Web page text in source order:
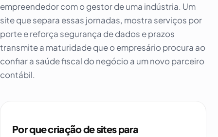
empreendedor com o gestor de uma indústria. Um
site que separa essas jornadas, mostra serviços por
porte e reforça segurança de dados e prazos
transmite a maturidade que o empresário procura ao
confiar a saúde fiscal do negócio a um novo parceiro
contábil.
Por que criação de sites para